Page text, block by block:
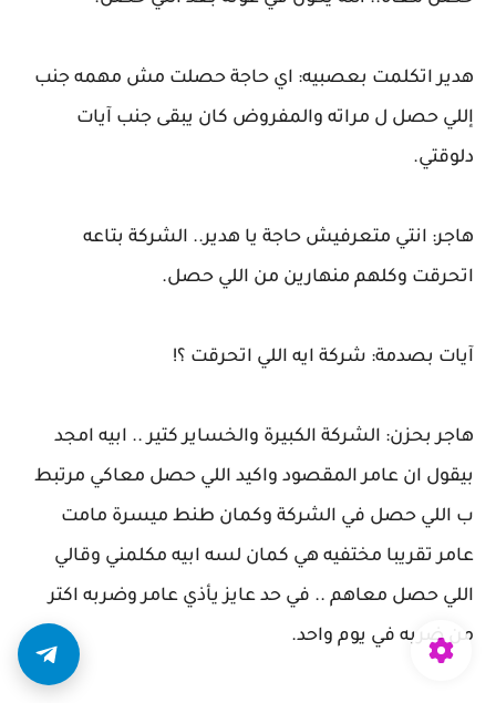
هدير اتكلمت بعصبيه: اي حاجة حصلت مش مهمه جنب
إللي حصل ل مراته والمفروض كان يبقى جنب آيات
دلوقتي.
هاجر: انتي متعرفيش حاجة يا هدير.. الشركة بتاعه
اتحرقت وكلهم منهارين من اللي حصل.
آيات بصدمة: شركة ايه اللي اتحرقت ؟!
هاجر بحزن: الشركة الكبيرة والخساير كتير .. ابيه امجد
بيقول ان عامر المقصود واكيد اللي حصل معاكي مرتبط
ب اللي حصل في الشركة وكمان طنط ميسرة مامت
عامر تقريبا مختفيه هي كمان لسه ابيه مكلمني وقالي
اللي حصل معاهم .. في حد عايز يأذي عامر وضربه اكتر
من ضربه في يوم واحد.